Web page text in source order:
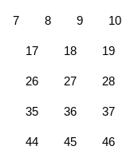
7 8 9 10
17 18 19
26 27 28
35 36 37
44 45 46